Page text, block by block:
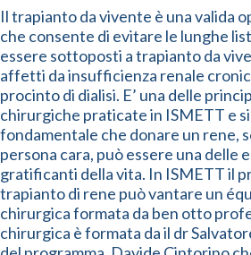
Il trapianto da vivente è una valida
che consente di evitare le lunghe
essere sottoposti a trapianto da
affetti da insufficienza renale
procinto di dialisi. E’ una delle
chirurgiche praticate in ISMETT e
fondamentale che donare un rene,
persona cara, può essere una delle
gratificanti della vita. In ISMETT il
trapianto di rene può vantare un
chirurgica formata da ben otto
chirurgica è formata da il dr